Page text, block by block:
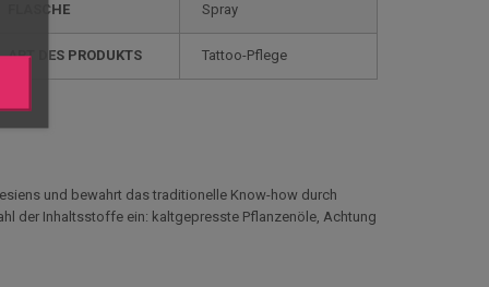
FLASCHE Spray
ART DES PRODUKTS Tattoo-Pflege
und bewahrt das traditionelle Know-how durch
der Inhaltsstoffe ein: kaltgepresste Pflanzenöle, Achtung